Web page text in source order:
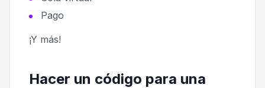
Pago
¡Y más!
Hacer un código para una